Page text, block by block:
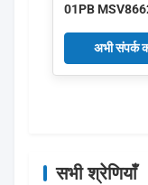
01PB
01PPL
01EB 3/2 वे
वाल्व 1/8"
अभी संपर्क
सभी श्रेणियाँ